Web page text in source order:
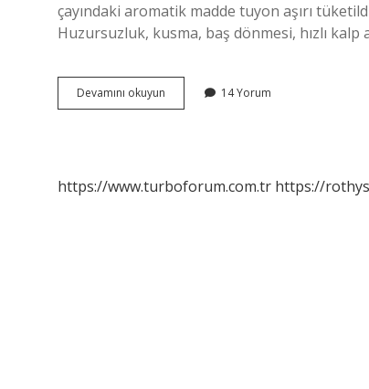
çayındaki aromatik madde tuyon aşırı
Huzursuzluk, kusma, baş dönmesi, hızlı kalp
Devamını okuyun
Çayı
14 Yorum
https://www.turboforum.com.tr https://